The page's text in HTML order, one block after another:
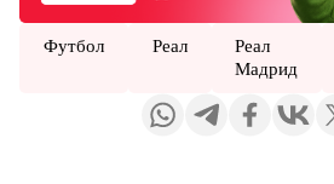
Футбол Реал
Реал
Мадрид